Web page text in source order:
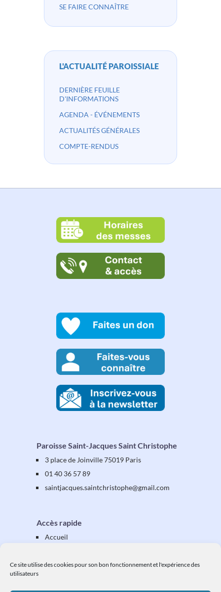
Ce site utilise des cookies pour son bon fonctionnement et l'expérience des
utilisateurs
SE FAIRE CONNAÎTRE
L'ACTUALITÉ PAROISSIALE
DERNIÈRE FEUILLE
D'INFORMATIONS
AGENDA - ÉVÉNEMENTS
ACTUALITÉS GÉNÉRALES
COMPTE-RENDUS
Paroisse Saint-Jacques Saint Christophe
3 place de Joinville 75019 Paris
01 40 36 57 89
saintjacques.saintchristophe@gmail.com
Accès rapide
Accueil
Équipes & activités